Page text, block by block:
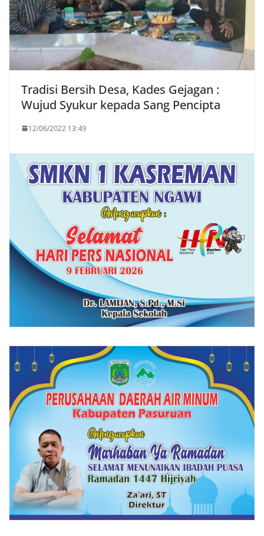
Tradisi Bersih Desa, Kades Gejagan :
Wujud Syukur kepada Sang Pencipta
12/06/2022 13:49